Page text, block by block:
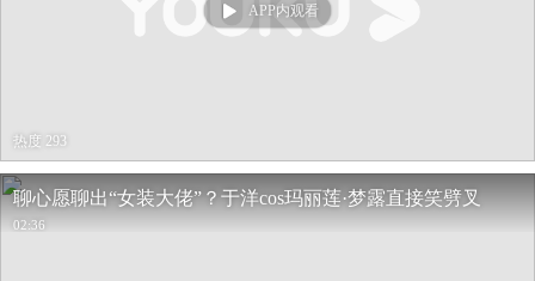
APP内观看
热度 293
聊心愿聊出“女装大佬”？于洋cos玛丽莲·梦露直接笑劈叉
02:36